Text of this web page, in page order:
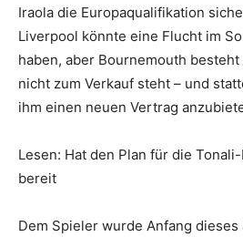
Iraola die Europaqualifikation
Liverpool könnte eine Flucht im
haben, aber Bournemouth
nicht zum Verkauf steht – und
ihm einen neuen Vertrag
Lesen: Hat den Plan für die
bereit
Dem Spieler wurde Anfang dieses